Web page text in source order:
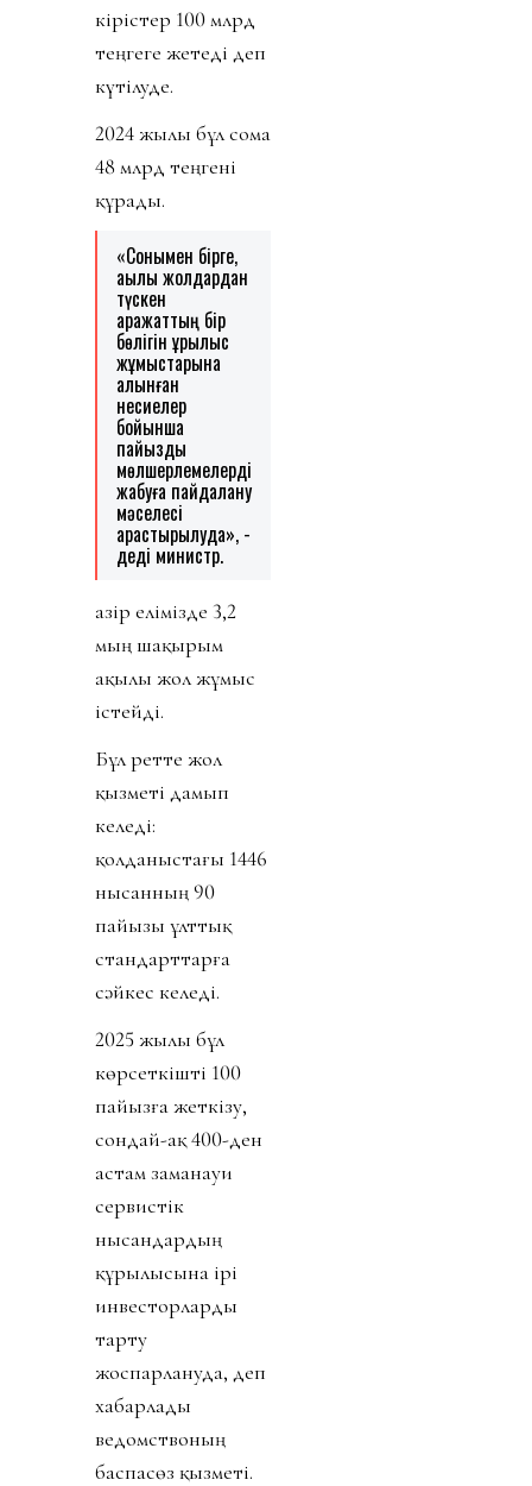
кірістер 100 млрд
теңгеге жетеді деп
күтілуде.
2024 жылы бұл сома
48 млрд теңгені
құрады.
«Сонымен бірге,
ақылы жолдардан
түскен
қаражаттың бір
бөлігін құрылыс
жұмыстарына
алынған
несиелер
бойынша
пайыздық
мөлшерлемелерді
жабуға пайдалану
мәселесі
қарастырылуда», -
деді министр.
Қазір елімізде 3,2
мың шақырым
ақылы жол жұмыс
істейді.
Бұл ретте жол
қызметі дамып
келеді:
қолданыстағы 1446
нысанның 90
пайызы ұлттық
стандарттарға
сәйкес келеді.
2025 жылы бұл
көрсеткішті 100
пайызға жеткізу,
сондай-ақ 400-ден
астам заманауи
сервистік
нысандардың
құрылысына ірі
инвесторларды
тарту
жоспарлануда, деп
хабарлады
ведомствоның
баспасөз қызметі.